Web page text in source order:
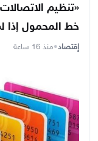
«تنظيم
خط المحمول إذا
إقتصاد•منذ 16 ساعة